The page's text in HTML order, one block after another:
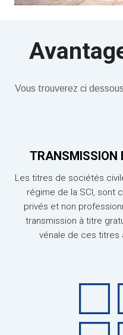
Vous trouverez ci
TRANSMISSION
Les titres de sociétés
régime de la SCI, sont
privés et non
transmission à titre
vénale de ces titres